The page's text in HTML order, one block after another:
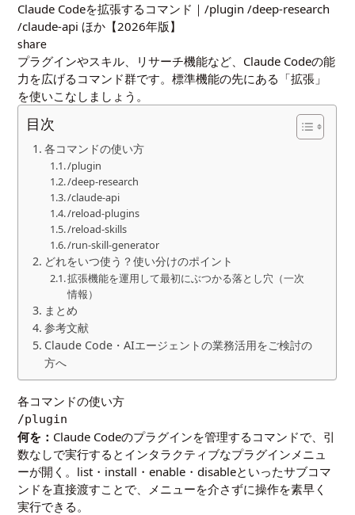
Claude Codeを拡張するコマンド｜/plugin /deep-research
/claude-api ほか【2026年版】
share
プラグインやスキル、リサーチ機能など、Claude Codeの能
力を広げるコマンド群です。標準機能の先にある「拡張」
を使いこなしましょう。
目次
各コマンドの使い方
/plugin
/deep-research
/claude-api
/reload-plugins
/reload-skills
/run-skill-generator
どれをいつ使う？使い分けのポイント
拡張機能を運用して最初にぶつかる落とし穴（一次
情報）
まとめ
参考文献
Claude Code・AIエージェントの業務活用をご検討の
方へ
各コマンドの使い方
/plugin
何を： Claude Codeのプラグインを管理するコマンドで、引
数なしで実行するとインタラクティブなプラグインメニュ
ーが開く。list・install・enable・disableといったサブコマ
ンドを直接渡すことで、メニューを介さずに操作を素早く
実行できる。